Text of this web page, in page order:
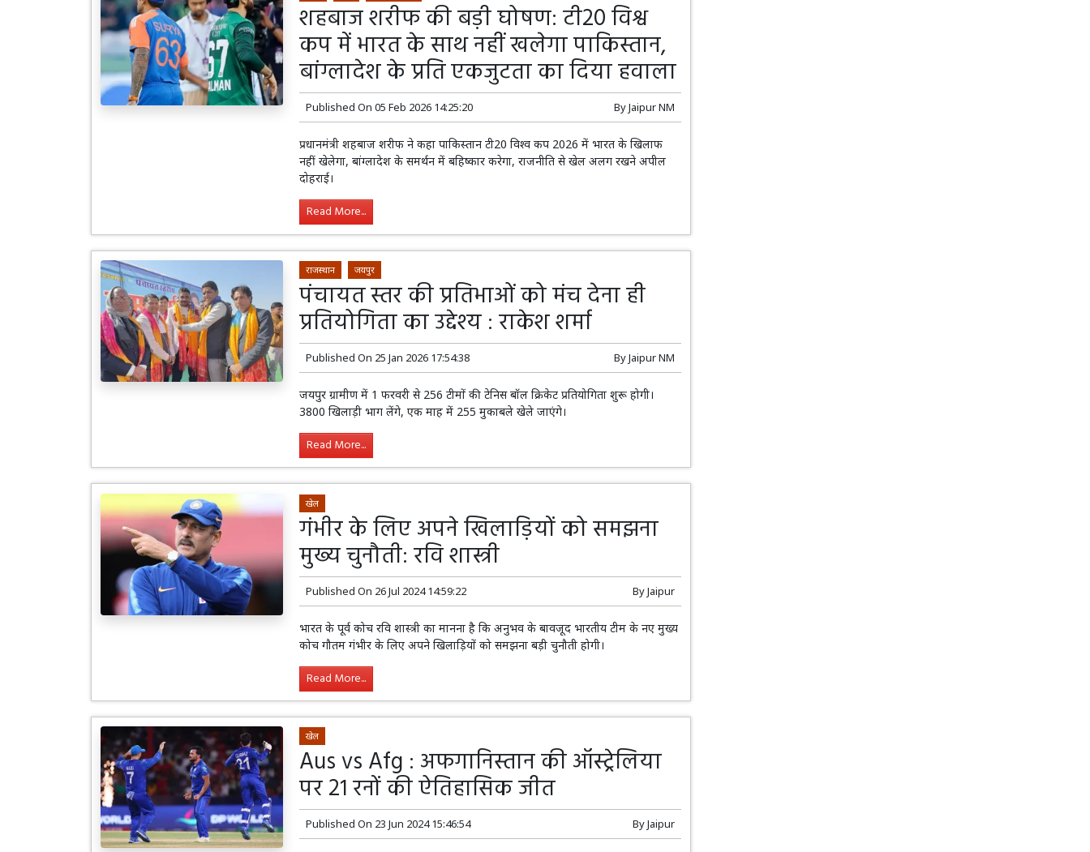
शहबाज शरीफ की बड़ी घोषण: टी20 विश्व
कप में भारत के साथ नहीं खलेगा पाकिस्तान,
बांग्लादेश के प्रति एकजुटता का दिया हवाला
Published On 05 Feb 2026 14:25:20 ByJaipur NM
प्रधानमंत्री शहबाज शरीफ ने कहा पाकिस्तान टी20 विश्व कप 2026 में भारत के खिलाफ
नहीं खेलेगा, बांग्लादेश के समर्थन में बहिष्कार करेगा, राजनीति से खेल अलग रखने अपील
दोहराई।
Read More...
राजस्थान जयपुर
पंचायत स्तर की प्रतिभाओं को मंच देना ही
प्रतियोगिता का उद्देश्य : राकेश शर्मा
Published On 25 Jan 2026 17:54:38 ByJaipur NM
जयपुर ग्रामीण में 1 फरवरी से 256 टीमों की टेनिस बॉल क्रिकेट प्रतियोगिता शुरू होगी।
3800 खिलाड़ी भाग लेंगे, एक माह में 255 मुकाबले खेले जाएंगे।
Read More...
खेल
गंभीर के लिए अपने खिलाड़ियों को समझना
मुख्य चुनौती: रवि शास्त्री
Published On 26 Jul 2024 14:59:22 ByJaipur
भारत के पूर्व कोच रवि शास्त्री का मानना है कि अनुभव के बावजूद भारतीय टीम के नए मुख्य
कोच गौतम गंभीर के लिए अपने खिलाड़ियों को समझना बड़ी चुनौती होगी।
Read More...
खेल
Aus vs Afg : अफगानिस्तान की ऑस्ट्रेलिया
पर 21 रनों की ऐतिहासिक जीत
Published On 23 Jun 2024 15:46:54 ByJaipur